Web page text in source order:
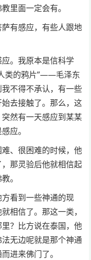
里面一定会有。
有感应，有些人跟地
。我原本是信科学
类的鸦片”——毛泽东
不得不承认，有一些
去接触了。那么，这
然有一天感应到某某
应。
、很困难的时候，他
那灵验后他就相信起
。
看到一些神通的现
相信了。那这一类，
？比方说在泰国，他
无边呢就是那个神通
进来佛门了。